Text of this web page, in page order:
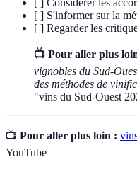
[ ] S'informer sur la
[ ] Regarder les
📺 Pour aller plus
vignobles du Sud-
des méthodes de
"vins du Sud-Ouest
📺 Pour aller plus loin :
YouTube